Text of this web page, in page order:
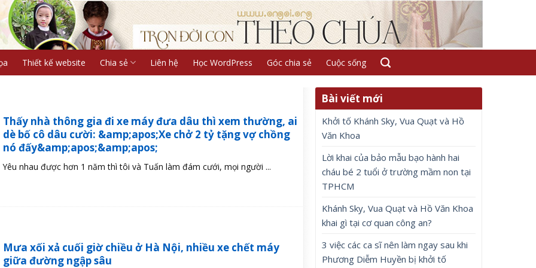
Thiết kế website Chia sẻ Liên hệ Học WordPress Góc chia sẻ Cuộc sống
Thấy nhà thông gia đi xe máy đưa dâu thì xem thường, ai
dè bố cô dâu cười: &amp;apos;Xe chở 2 tỷ tặng vợ chồng
nó đấy&amp;apos;&amp;apos;
Yêu nhau được hơn 1 năm thì tôi và Tuấn làm đám cưới, mọi người ...
Mưa xối xả cuối giờ chiều ở Hà Nội, nhiều xe chết máy
giữa đường ngập sâu
Bài viết mới
Khởi tố Khánh Sky, Vua Quạt và Hồ
Văn Khoa
Lời khai của bảo mẫu bạo hành hai
cháu bé 2 tuổi ở trường mầm non tại
TPHCM
Khánh Sky, Vua Quạt và Hồ Văn Khoa
khai gì tại cơ quan công an?
3 việc các ca sĩ nên làm ngay sau khi
Phương Diễm Huyền bị khởi tố